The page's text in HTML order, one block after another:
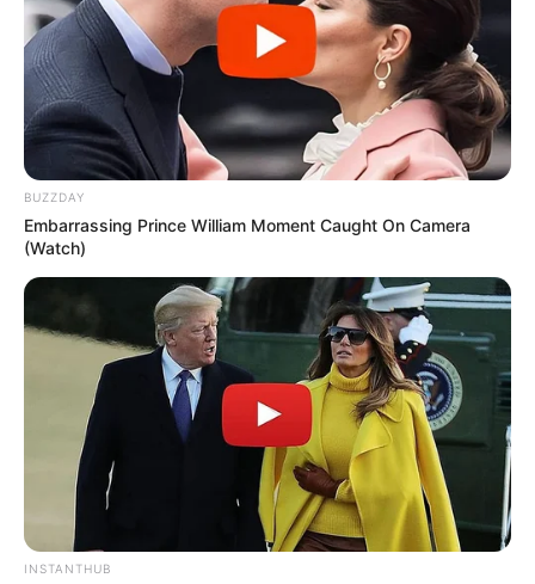
Casa e Construção
BUZZDAY
Embarrassing Prince William Moment Caught On Camera
(Watch)
INSTANTHUB